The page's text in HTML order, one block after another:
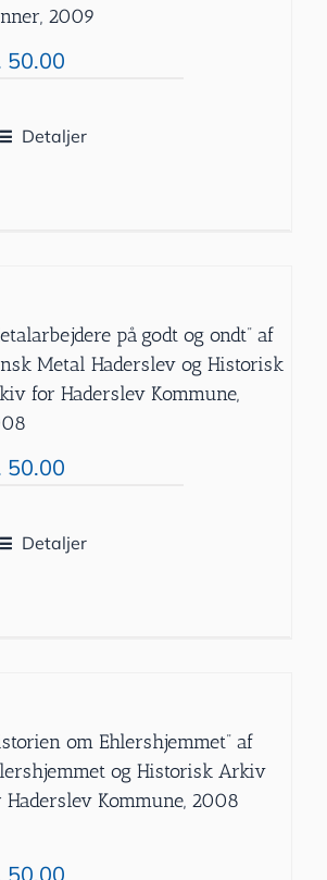
2009
50.00
Detaljer
på godt og ondt” af
Metal Haderslev og Historisk
for Haderslev Kommune,
50.00
Detaljer
om Ehlershjemmet” af
og Historisk Arkiv
Haderslev Kommune, 2008
50.00